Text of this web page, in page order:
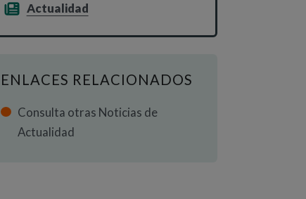
Actualidad
ENLACES RELACIONADOS
Consulta otras Noticias de
Actualidad